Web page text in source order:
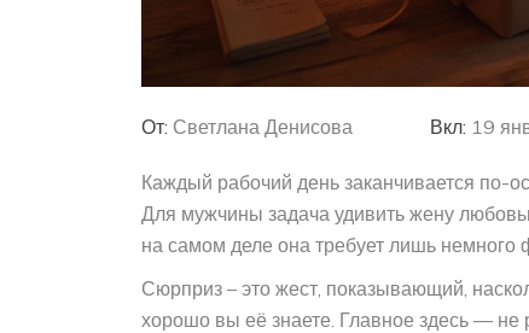
От: Светлана Денисова Вкл: 19
Каждый рабочий день заканчивается по-
Для мужчины задача удивить жену
на самом деле она требует лишь немного
Сюрприз – это жест, показывающий,
хорошо вы её знаете. Главное здесь — не